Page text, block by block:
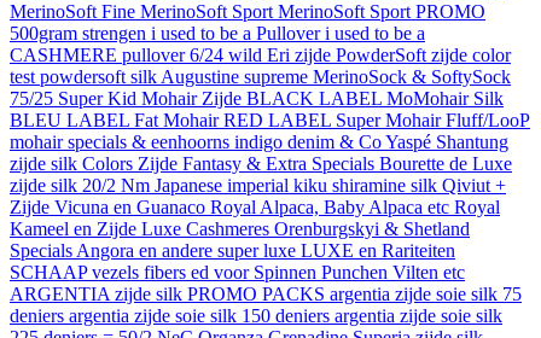
MerinoSoft Fine MerinoSoft Sport MerinoSoft Sport PROMO
500gram strengen i used to be a Pulloveri used to be a
CASHMERE pullover6/24 wild Eri zijde PowderSoft zijde color
test powdersoft silk Augustine supreme MerinoSock & SoftySock
75/25 Super Kid Mohair Zijde BLACK LABEL MoMohair Silk
BLEU LABEL Fat Mohair RED LABEL Super Mohair Fluff/LooP
mohair specials & eenhoorns indigo denim & CoYaspé Shantung
zijde silk Colors Zijde Fantasy & Extra Specials Bourette de Luxe
zijde silk 20/2 Nm Japanese imperial kiku shiramine silk Qiviut +
Zijde Vicuna en Guanaco Royal Alpaca, Baby Alpaca etc Royal
Kameel en Zijde Luxe Cashmeres Orenburgskyi & Shetland
Specials Angora en andere super luxe LUXE en Rariteiten
SCHAAPvezels fibers ed voor Spinnen Punchen Vilten etc
ARGENTIA zijde silk PROMO PACKS argentia zijde soie silk 75
deniers argentia zijde soie silk 150 deniers argentia zijde soie silk